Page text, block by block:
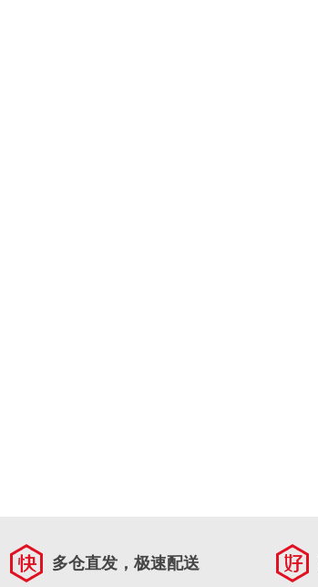
多仓直发，极速配送